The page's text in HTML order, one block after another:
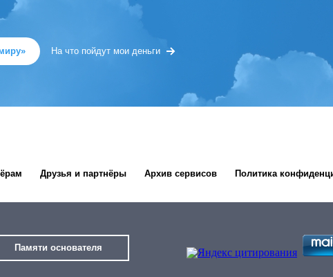
На что пойдут мои деньги
Друзья и партнёры Архив сервисов Политика
Памяти основателя